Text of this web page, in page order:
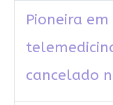
Pioneira
cancelado